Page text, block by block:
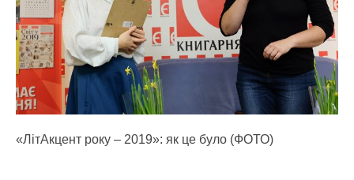
«ЛітАкцент року – 2019»: як це було (ФОТО)